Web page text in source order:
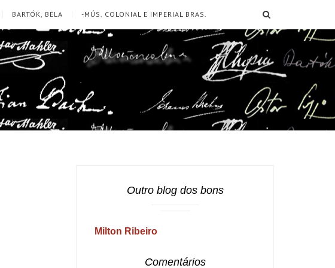
BARTÓK, BÉLA -MÚS. COLONIAL E IMPERIAL BRAS.
Outro blog dos bons
Milton Ribeiro
Comentários